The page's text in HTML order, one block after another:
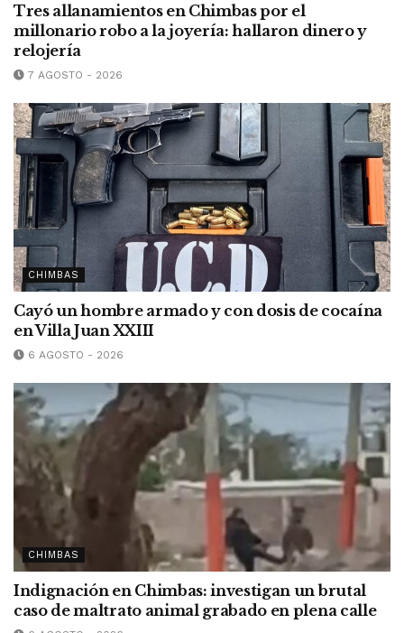
Tres allanamientos en Chimbas por el
millonario robo a la joyería: hallaron dinero y
relojería
7 AGOSTO - 2026
CHIMBAS
Cayó un hombre armado y con dosis de cocaína
en Villa Juan XXIII
6 AGOSTO - 2026
CHIMBAS
Indignación en Chimbas: investigan un brutal
caso de maltrato animal grabado en plena calle